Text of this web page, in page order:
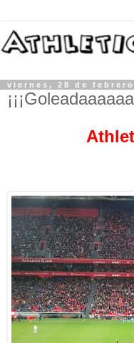
viernes, 28 de febrero